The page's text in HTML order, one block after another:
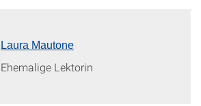
Laura Mautone
Ehemalige Lektorin